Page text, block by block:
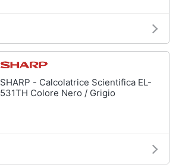
SHARP - Calcolatrice Scientifica EL-
531TH Colore Nero / Grigio